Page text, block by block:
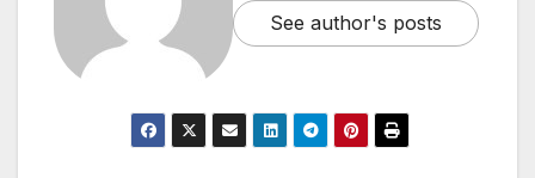
See author's posts